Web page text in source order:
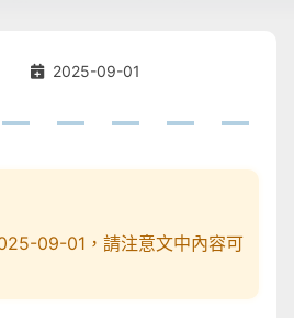
2025-09-01
09-01，請注意文中內容可